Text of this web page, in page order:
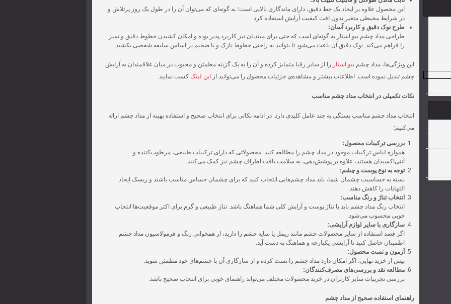
این محصول علاوه بر ایجاد یک خط دقیق، دارای ماندگاری بالایی است؛ به گونه‌ای که می‌توان آن را در طول یک روز پرتلاش و
در شرایط محیطی متغیر بدون افت کیفیت آرایش استفاده کرد.
طرح نوک دقیق و کاربرد آسان:
طراحی مداد چشم بیو استار به گونه‌ای است که حتی برای مبتدیان نیز کاربرد پذیر بوده و امکان کشیدن خطوط دقیق و تمیز
را فراهم می‌کند. نوک دقیق آن باعث می‌شود تا بتوانید به راحتی خطوط نازک و یا ضخیم بر اساس سلیقه شخصی بکشید.
این ویژگی‌ها، مداد چشم بیو استار را از سایر رقبا متمایز کرده و آن را به یک گزینه مطمئن و محبوب در میان علاقمندان به آرایش
چشم تبدیل نموده است. اطلاعات بیشتر و مشاهده‌ی جزئیات محصول را می‌توانید از
این لینک کسب نمایید.
نکات تکمیلی در انتخاب مداد چشم مناسب
انتخاب مداد چشم مناسب بستگی به چند عامل کلیدی دارد. در ادامه نکاتی برای انتخاب صحیح و استفاده بهینه از مداد چشم ارائه
می‌کنیم:
بررسی ترکیبات محصول:
همواره لباس ترکیبات موجود در مداد چشم را مطالعه کنید. محصولاتی که دارای ترکیبات طبیعی، مرطوب‌کننده و
آنتی‌اکسیدان هستند، علاوه بر پوشش‌دهی، به سلامت بافت اطراف چشم نیز کمک می‌کنند.
توجه به نوع پوست و چشم:
بسته به حساسیت چشمان شما، باید مداد چشم‌هایی انتخاب کنید که برای چشمان حساس مناسب باشند و ریسک ایجاد
التهابات را کاهش دهند.
انتخاب تناژ و رنگ مناسب:
انتخاب رنگ مداد چشم باید با تناژ پوست و آرایش کلی شما هماهنگ باشد. تناژ طبیعی و گرم برای اکثر موقعیت‌ها انتخاب
خوبی محسوب می‌شود.
سازگاری با سایر لوازم آرایشی:
اگر قصد استفاده از سایر محصولات چشم مانند ریمل یا سایه چشم را دارید، از همخوانی رنگ و فرمولاسیون مداد چشم
اطمینان حاصل کنید تا آرایشی یکپارچه و هماهنگ به دست آید.
آزمون و تست محصول:
پیش از خرید نهایی، اگر امکان دارد مداد چشم را تست کرده و از سازگاری آن با چشم‌های خود مطمئن شوید.
مطالعه نقد و بررسی‌های مصرف‌کنندگان:
بررسی تجربیات سایر کاربران در خرید محصولات مختلف می‌تواند راهنمای خوبی برای انتخاب صحیح باشد.
راهنمای استفاده صحیح از مداد چشم